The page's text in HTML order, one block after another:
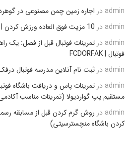
admin در اجاره زمین چمن مصنوعی در
admin در 10 مزیت فوق العاده ورزش کردن | درفک البرز
admin درتمرینات فوتبال قبل از فصل: یک
فوتبال | FCDORFAK
admin درثبت نام آنلاین مدرسه فوتبال درفک
admin درتمرینات پاس و دریافت باشگاه
مستقیم پپ گواردیولا (تمرینات مناسب
admin در روش گرم کردن قبل از مسابقه
کردن باشگاه منچسترسیتی)